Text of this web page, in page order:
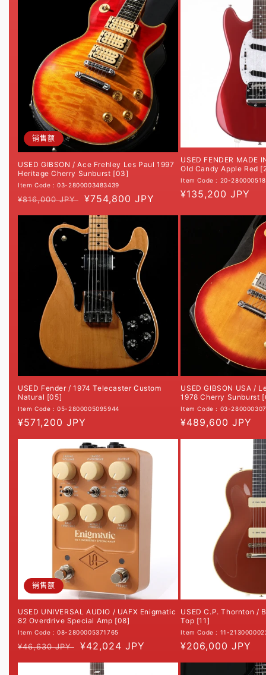
销售额
USED GIBSON / Ace Frehley Les Paul 1997
Heritage Cherry Sunburst [03]
Item Code : 03-2800003483439
常
¥816,000 JPY
促
价
¥754,800 JPY
USED FENDER MADE
Old Candy Apple Red
Item Code : 20-
常
¥135,200 JPY
USED Fender / 1974 Telecaster Custom
Natural [05]
Item Code : 05-2800005095944
常
¥571,200 JPY
USED GIBSON USA /
1978 Cherry Sunburst
Item Code : 03-
常
¥489,600 JPY
销售额
USED UNIVERSAL AUDIO / UAFX Enigmatic
82 Overdrive Special Amp [08]
Item Code : 08-2800005371765
常
¥46,630 JPY
促
价
¥42,024 JPY
USED C.P. Thornton /
Top [11]
Item Code : 11-
常
¥206,000 JPY